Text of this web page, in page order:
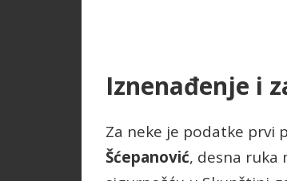
Iznenađenje i
Za neke je podatke prvi
Šćepanović, desna ruka